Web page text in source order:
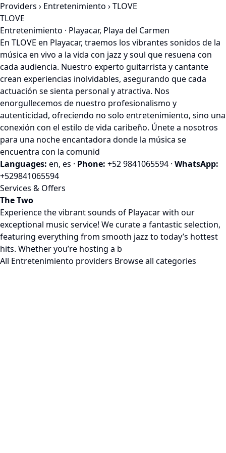
Providers › Entretenimiento › TLOVE
TLOVE
Entretenimiento · Playacar, Playa del Carmen
En TLOVE en Playacar, traemos los vibrantes sonidos de la
música en vivo a la vida con jazz y soul que resuena con
cada audiencia. Nuestro experto guitarrista y cantante
crean experiencias inolvidables, asegurando que cada
actuación se sienta personal y atractiva. Nos
enorgullecemos de nuestro profesionalismo y
autenticidad, ofreciendo no solo entretenimiento, sino una
conexión con el estilo de vida caribeño. Únete a nosotros
para una noche encantadora donde la música se
encuentra con la comunid
Languages: en, es · Phone: +52 9841065594 · WhatsApp:
+529841065594
Services & Offers
The Two
Experience the vibrant sounds of Playacar with our
exceptional music service! We curate a fantastic selection,
featuring everything from smooth jazz to today’s hottest
hits. Whether you’re hosting a b
All Entretenimiento providers Browse all categories